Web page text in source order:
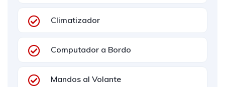
Climatizador
Computador a Bordo
Mandos al Volante